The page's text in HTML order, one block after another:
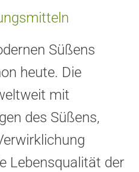
Süßens
heute. Die
mit
des Süßens,
Lebensqualität der